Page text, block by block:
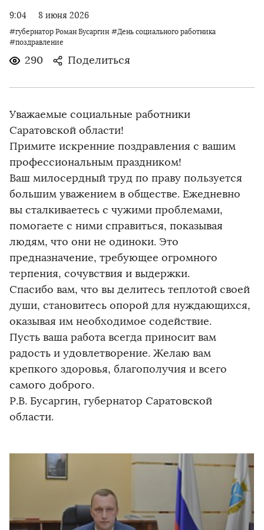
9:04 8 июня 2026
#губернатор Роман Бусаргин #День социального работника
#поздравление
290 Поделиться
Уважаемые социальные работники
Саратовской области!
Примите искренние поздравления с вашим
профессиональным праздником!
Ваш милосердный труд по праву пользуется
большим уважением в обществе. Ежедневно
вы сталкиваетесь с чужими проблемами,
помогаете с ними справиться, показывая
людям, что они не одиноки. Это
предназначение, требующее огромного
терпения, сочувствия и выдержки.
Спасибо вам, что вы делитесь теплотой своей
души, становитесь опорой для нуждающихся,
оказывая им необходимое содействие.
Пусть ваша работа всегда приносит вам
радость и удовлетворение. Желаю вам
крепкого здоровья, благополучия и всего
самого доброго.
Р.В. Бусаргин, губернатор Саратовской
области.